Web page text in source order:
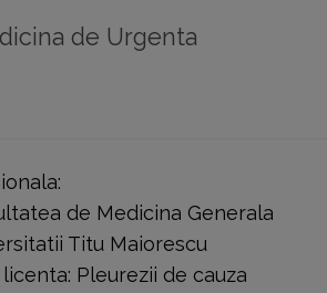
de Urgenta
de Medicina Generala
Titu Maiorescu
Pleurezii de cauza